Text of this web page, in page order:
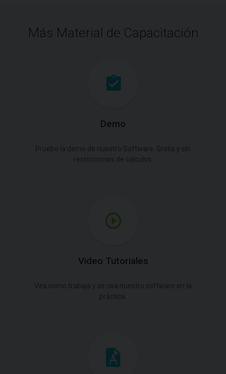
Más Material de Capacitación
Demo
Video Tutoriales